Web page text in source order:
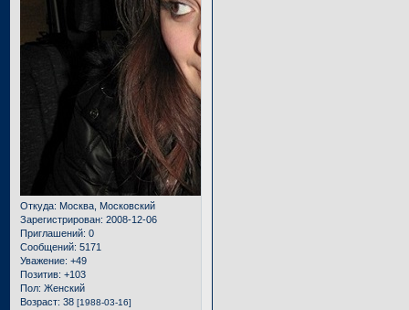
Откуда: Москва, Московский
Зарегистрирован: 2008-12-06
Приглашений: 0
Сообщений: 5171
Уважение: +49
Позитив: +103
Пол: Женский
Возраст: 38 [1988-03-16]